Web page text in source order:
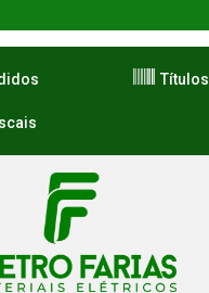
Títulos